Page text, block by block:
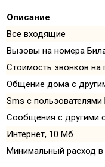
Описание
Все входящие
Вызовы на номера
Стоимость звонков на
Общение дома с
Sms с
Сообщения с другими
Интернет, 10 Мб
Минимальный расход в